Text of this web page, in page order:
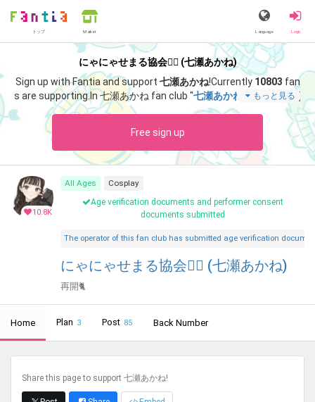
トップ Market Language Login
にゃにゃせまる協会❤️‍🔥 (七瀬あかね)
Sign up with Fantia and support 七瀬あかね!Currently 10803 fan
s are supporting.In 七瀬あかね fan club "七瀬あかね
", you can enj
oy special content such as "
お久しぶり🥹💭
もっと見る
Free sign up
10.8K
All Ages
Cosplay
Age verification documents and performer consent
documents submitted
The operator of this fan club has submitted age verification
にゃにゃせまる協会❤️‍🔥 (七瀬あかね)
再開🐈
Home Plan 3 Post 85 Back Number
Share this page to support 七瀬あかね!